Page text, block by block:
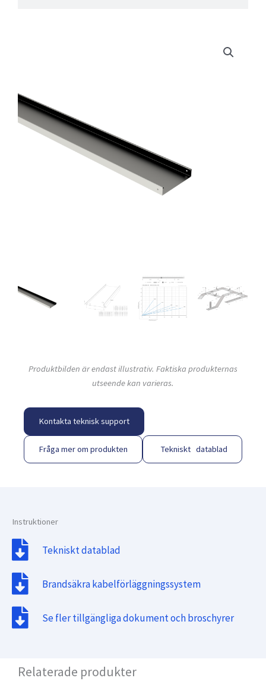
Produktbilden är endast illustrativ. Faktiska produkternas
utseende kan varieras.
Kontakta teknisk support
Fråga mer om produkten Tekniskt datablad
Instruktioner
Tekniskt datablad
Brandsäkra kabelförläggningssystem
Se fler tillgängliga dokument och broschyrer
Relaterade produkter